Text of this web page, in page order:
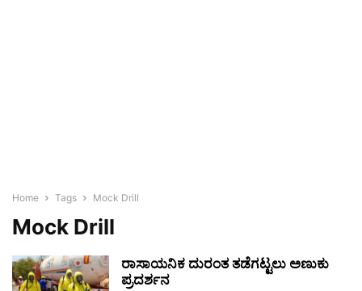
Home Tags Mock Drill
Mock Drill
ರಾಸಾಯನಿಕ ದುರಂತ ತಡೆಗಟ್ಟಲು ಅಣುಕು
ಪ್ರದರ್ಶನ